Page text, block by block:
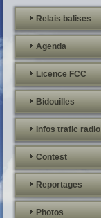
Relais balises
Agenda
Licence FCC
Bidouilles
Infos trafic radio
Contest
Reportages
Photos